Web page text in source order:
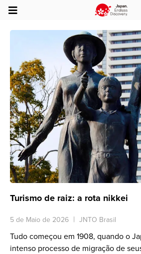
Turismo de raiz: a rota nikkei
5 de Maio de 2026 JNTO Brasil
Tudo começou em 1908, quando o
intenso processo de migração de